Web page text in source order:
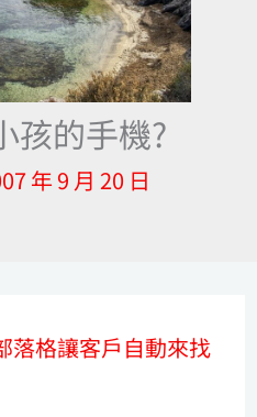
孩的手機?
年 9 月 20 日